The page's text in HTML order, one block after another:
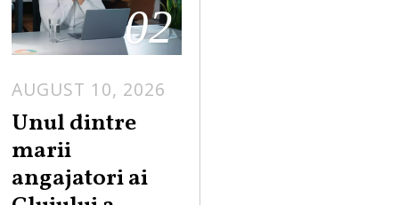
02
AUGUST 10, 2026
Unul dintre
marii
angajatori ai